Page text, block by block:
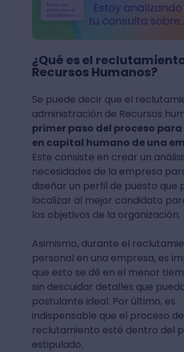
¿Qué es el
Recursos Humanos?
Se puede decir que el
administración de Recursos
primer paso del proceso
en capital humano de una
Este consiste en crear un
necesidades de la empresa
diseñar un perfil de puesto que
localizar al mejor candidato
los objetivos de la organización.
Asimismo, durante el
personal en una empresa, es
que esto se dé en el menor
sin descuidar detalles que
postulante ideal. Por último, es
indispensable que el proceso de
reclutamiento esté dentro del
estipulado.